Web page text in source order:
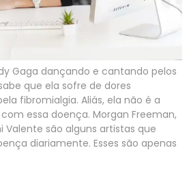
Gaga dançando e cantando pelos
que ela sofre de dores
fibromialgia. Aliás, ela não é a
essa doença. Morgan Freeman,
Valente são alguns artistas que
diariamente. Esses são apenas